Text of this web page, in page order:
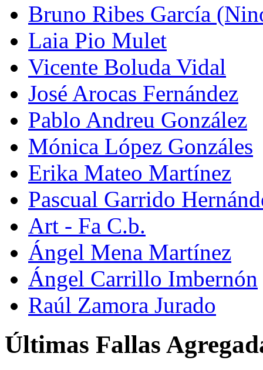
Bruno Ribes García
Laia Pio Mulet
Vicente Boluda Vidal
José Arocas Fernández
Pablo Andreu González
Mónica López Gonzáles
Erika Mateo Martínez
Pascual Garrido
Art - Fa C.b.
Ángel Mena Martínez
Ángel Carrillo Imbernón
Raúl Zamora Jurado
Últimas Fallas